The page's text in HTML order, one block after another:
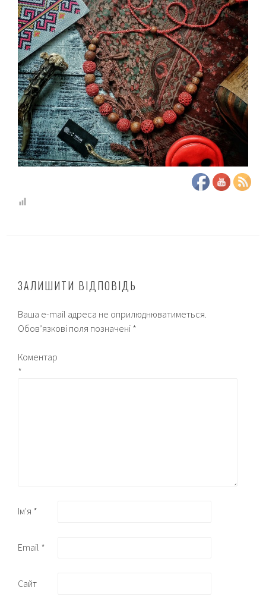
ЗАЛИШИТИ ВІДПОВІДЬ
Ваша e-mail адреса не оприлюднюватиметься.
Обов’язкові поля позначені *
Коментар
*
Ім'я *
Email *
Сайт